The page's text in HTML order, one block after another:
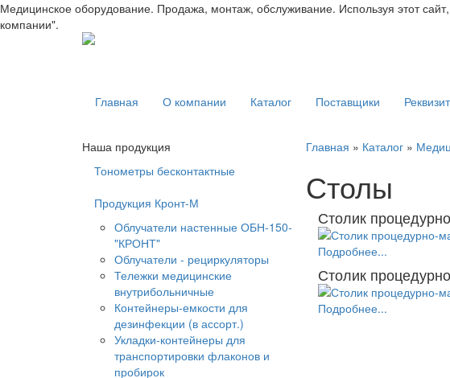
Медицинское оборудование. Продажа, монтаж, обслуживание. Используя этот
компании".
Главная О компании Каталог Поставщики
Наша продукция
Тонометры бесконтактные
Продукция Кронт-М
Облучатели настенные ОБН-150-
"КРОНТ"
Облучатели - рециркуляторы
Тележки медицинские
внутрибольничные
Контейнеры-емкости для
дезинфекции (в ассорт.)
Укладки-контейнеры для
транспортировки флаконов и
пробирок
Главная » Каталог»
Столы
Столик
Подробнее...
Столик
Подробнее...